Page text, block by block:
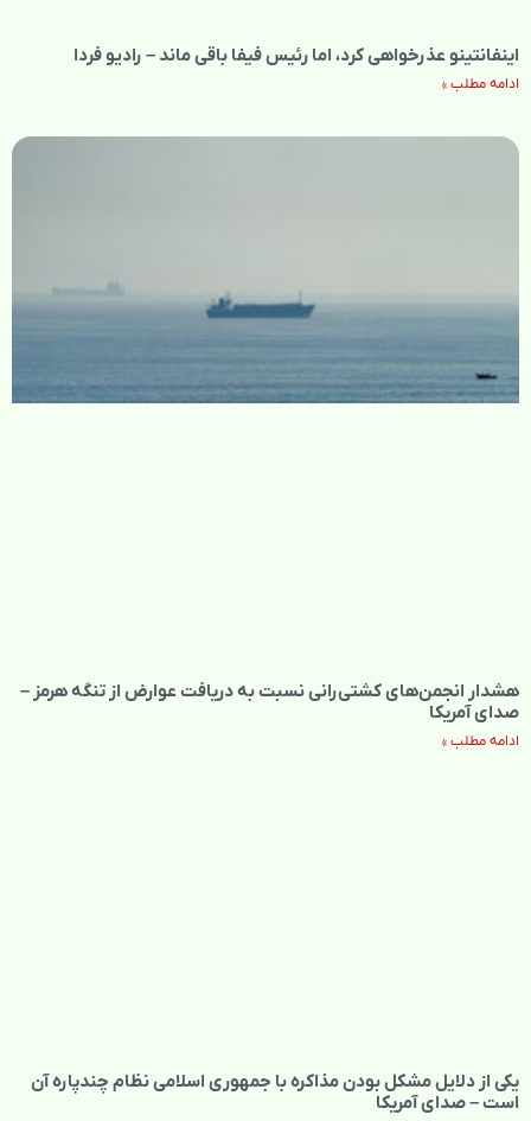
اینفانتینو عذرخواهی کرد، اما رئیس فیفا باقی ماند – رادیو فردا
ادامه مطلب »
هشدار انجمن‌های کشتی‌رانی نسبت به دریافت عوارض از تنگه هرمز –
صدای آمریکا
ادامه مطلب »
یکی از دلایل مشکل بودن مذاکره با جمهوری اسلامی نظام چندپاره آن
است – صدای آمریکا